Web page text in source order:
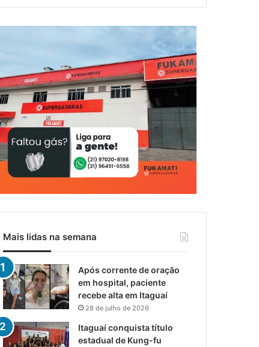
Mais lidas na semana
Após corrente de oração
em hospital, paciente
recebe alta em Itaguaí
28 de julho de 2026
Itaguaí conquista título
estadual de Kung-fu